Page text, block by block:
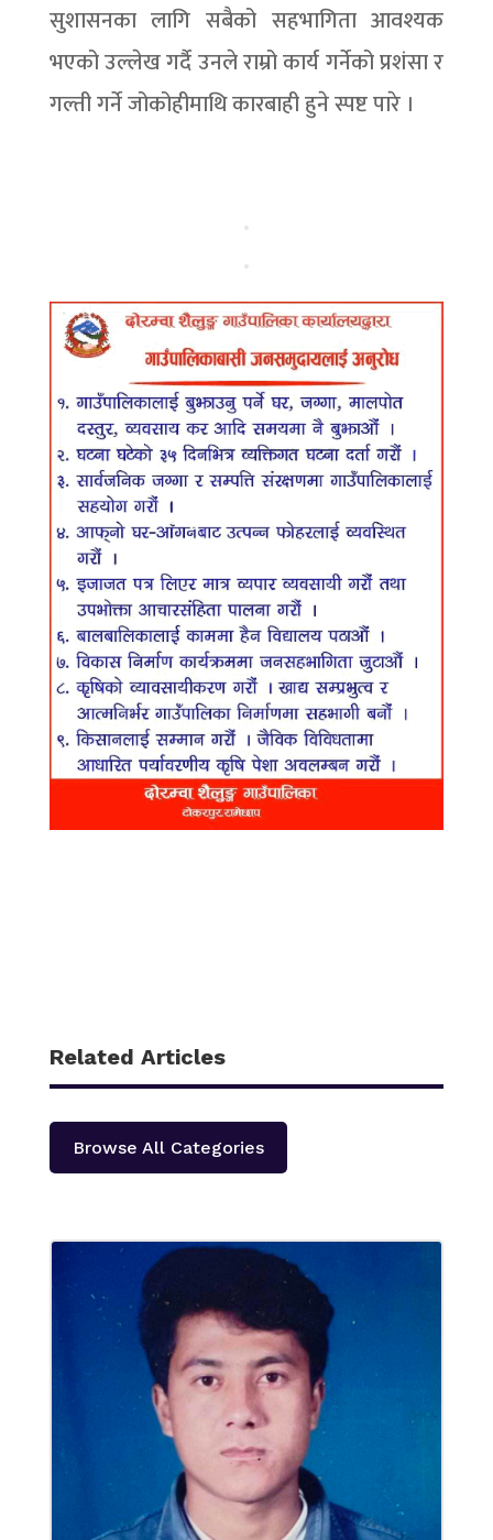
सुशासनका लागि सबैको सहभागिता आवश्यक
भएको उल्लेख गर्दै उनले राम्रो कार्य गर्नेको प्रशंसा र
गल्ती गर्ने जोकोहीमाथि कारबाही हुने स्पष्ट पारे ।
Related Articles
Browse All Categories